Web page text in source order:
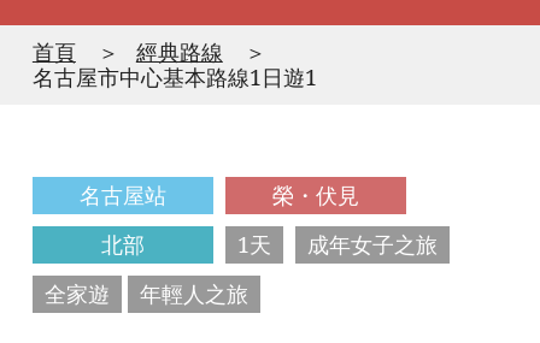
首頁
經典路線
名古屋市中心基本路線1日遊1
名古屋站
榮・伏見
北部
1天
成年女子之旅
全家遊
年輕人之旅